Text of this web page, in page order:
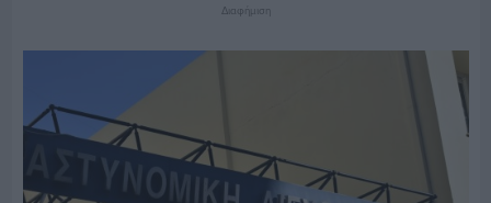
Διαφήμιση